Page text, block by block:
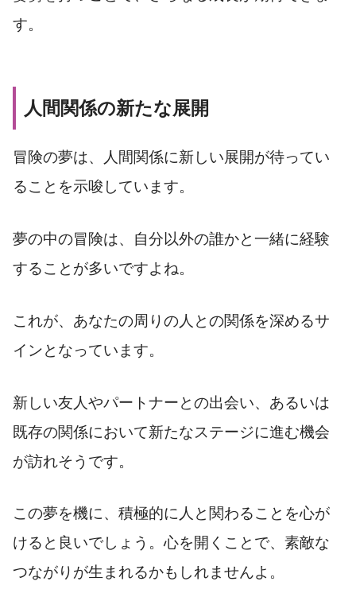
す。
人間関係の新たな展開
冒険の夢は、人間関係に新しい展開が待ってい
ることを示唆しています。
夢の中の冒険は、自分以外の誰かと一緒に経験
することが多いですよね。
これが、あなたの周りの人との関係を深めるサ
インとなっています。
新しい友人やパートナーとの出会い、あるいは
既存の関係において新たなステージに進む機会
が訪れそうです。
この夢を機に、積極的に人と関わることを心が
けると良いでしょう。心を開くことで、素敵な
つながりが生まれるかもしれませんよ。